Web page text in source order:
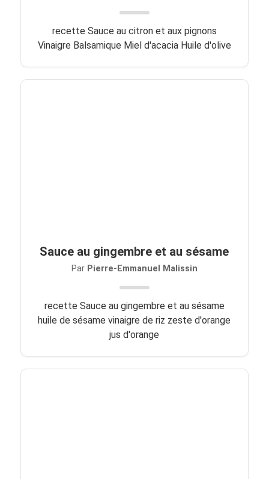
recette Sauce au citron et aux pignons
Vinaigre Balsamique Miel d'acacia Huile d'olive
Sauce au gingembre et au sésame
Par Pierre-Emmanuel Malissin
recette Sauce au gingembre et au sésame
huile de sésame vinaigre de riz zeste d'orange
jus d'orange